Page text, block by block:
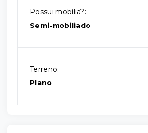
Possui mobília?:
Semi-mobiliado
Terreno:
Plano